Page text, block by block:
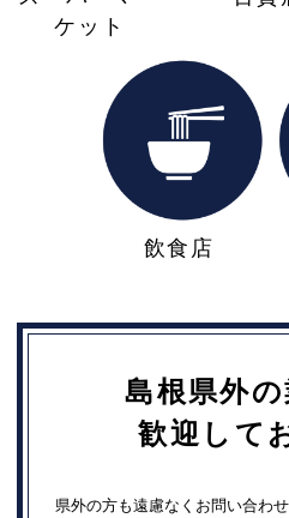
ケット
飲食店
島根県外の
歓迎して
県外の方も遠慮なくお問い合わ